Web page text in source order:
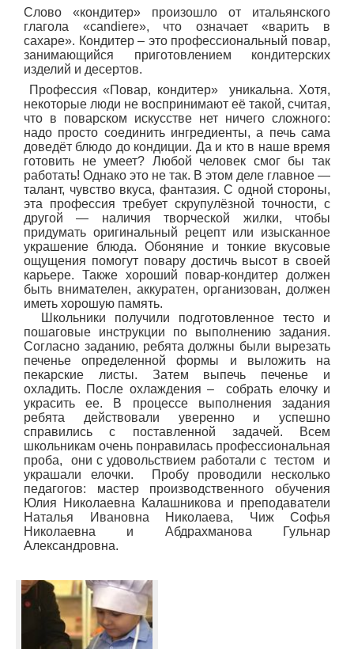
Слово «кондитер» произошло от итальянского
глагола «candiere», что означает «варить в
сахаре». Кондитер – это профессиональный повар,
занимающийся приготовлением кондитерских
изделий и десертов.
Профессия «Повар, кондитер» уникальна. Хотя,
некоторые люди не воспринимают её такой, считая,
что в поварском искусстве нет ничего сложного:
надо просто соединить ингредиенты, а печь сама
доведёт блюдо до кондиции. Да и кто в наше время
готовить не умеет? Любой человек смог бы так
работать! Однако это не так. В этом деле главное —
талант, чувство вкуса, фантазия. С одной стороны,
эта профессия требует скрупулёзной точности, с
другой — наличия творческой жилки, чтобы
придумать оригинальный рецепт или изысканное
украшение блюда. Обоняние и тонкие вкусовые
ощущения помогут повару достичь высот в своей
карьере. Также хороший повар-кондитер должен
быть внимателен, аккуратен, организован, должен
иметь хорошую память.
Школьники получили подготовленное тесто и
пошаговые инструкции по выполнению задания.
Согласно заданию, ребята должны были вырезать
печенье определенной формы и выложить на
пекарские листы. Затем выпечь печенье и
охладить. После охлаждения – собрать елочку и
украсить ее. В процессе выполнения задания
ребята действовали уверенно и успешно
справились с поставленной задачей. Всем
школьникам очень понравилась профессиональная
проба, они с удовольствием работали с тестом и
украшали елочки. Пробу проводили несколько
педагогов: мастер производственного обучения
Юлия Николаевна Калашникова и преподаватели
Наталья Ивановна Николаева, Чиж Софья
Николаевна и Абдрахманова Гульнар
Александровна.